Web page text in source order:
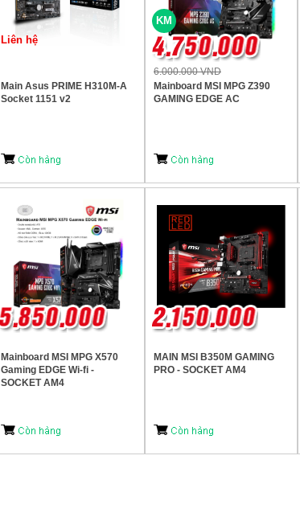
Liên hệ
Main Asus PRIME H310M-A
Socket 1151 v2
KM
6.000.000 VND
Mainboard MSI MPG Z390
GAMING EDGE AC
Mainboard MSI MPG X570
Gaming EDGE Wi-fi -
SOCKET AM4
MAIN MSI B350M GAMING
PRO - SOCKET AM4